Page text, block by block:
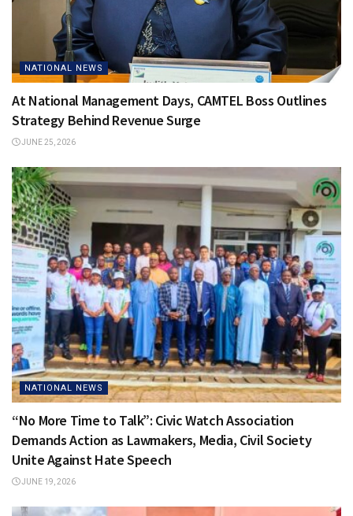
NATIONAL NEWS
At National Management Days, CAMTEL Boss Outlines
Strategy Behind Revenue Surge
JUNE 25, 2026
NATIONAL NEWS
“No More Time to Talk”: Civic Watch Association
Demands Action as Lawmakers, Media, Civil Society
Unite Against Hate Speech
JUNE 19, 2026